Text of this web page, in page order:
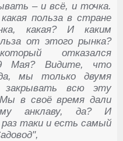
– и всё, и точка.
польза в стране
какая? И каким
от этого рынка?
отказался
Мая? Видите, что
мы только двумя
всю эту
в своё время дали
анклаву, да? И
таки и есть самый